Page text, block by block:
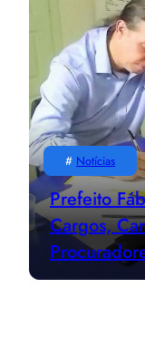
# Notícias
Prefeito
Cargos,